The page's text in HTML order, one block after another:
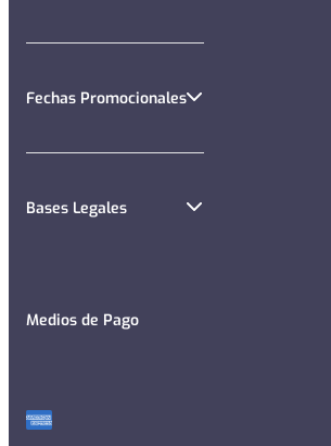
Fechas Promocionales
Bases Legales
Medios de Pago